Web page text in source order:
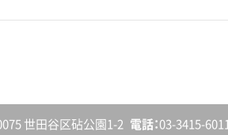
世田谷区砧公園1-2 電話 03-3415-6011